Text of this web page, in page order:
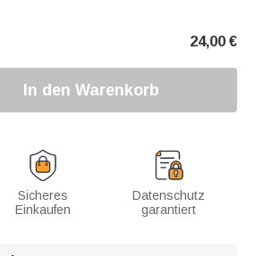
24,00 €
In den Warenkorb
Sicheres
Einkaufen
Datenschutz
garantiert